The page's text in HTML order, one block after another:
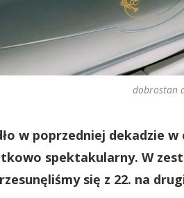
dobrostan
w poprzedniej dekadzie w
spektakularny. W
się z 22. na